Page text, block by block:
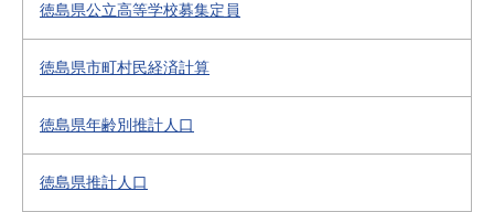
徳島県公立高等学校募集定員
徳島県市町村民経済計算
徳島県年齢別推計人口
徳島県推計人口